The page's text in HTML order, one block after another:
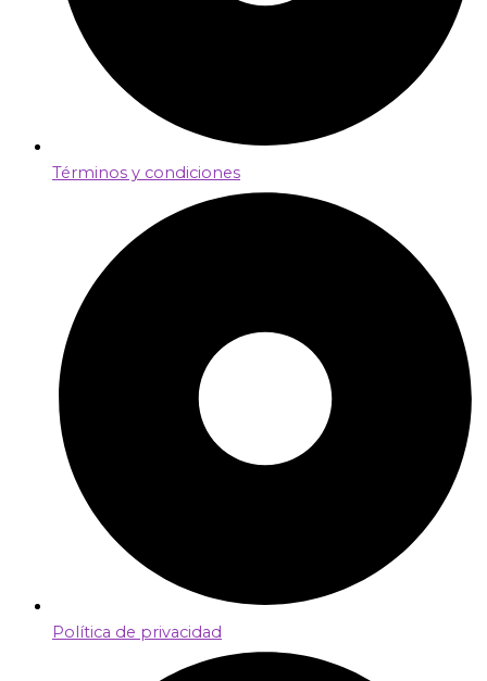
Términos y condiciones
Política de privacidad